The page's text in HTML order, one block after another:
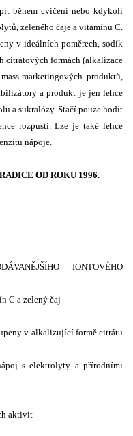
během cvičení nebo kdykoli
zeleného čaje a vitamínu C
v ideálních poměrech, sodík
citrátových formách (alkalizace
marketingových produktů,
a produkt je jen lehce
a sukralózy. Stačí pouze hodit
rozpustí. Lze je také lehce
nápoje.
OD ROKU 1996.
IONTOVÉHO
C a zelený čaj
v alkalizující formě citrátu
s elektrolyty a přírodními
aktivit